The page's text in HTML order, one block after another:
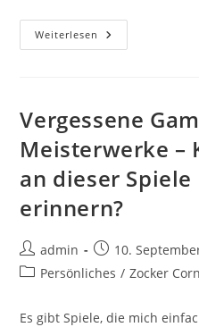
Weiterlesen Die
Suche
Tun,
Amazon
Ausverkauft
Ist?
Vergessene
Meisterwerke –
an dieser
erinnern?
Beitrags-
Autor:
admin
Beitrag
veröffentlicht:
10.
Beitrags-
Persönliches / Zocker
Es gibt Spiele, die mich